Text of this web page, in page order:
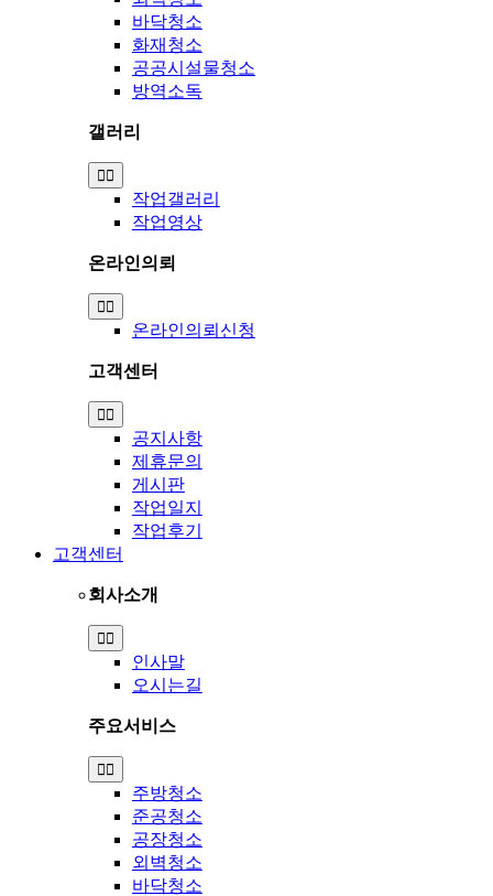
바닥청소
화재청소
공공시설물청소
방역소독
갤러리
Toggle
Navigation
작업갤러리
작업영상
온라인의뢰
Toggle
Navigation
온라인의뢰신청
고객센터
Toggle
Navigation
공지사항
제휴문의
게시판
작업일지
작업후기
고객센터
회사소개
Toggle
Navigation
인사말
오시는길
주요서비스
Toggle
Navigation
주방청소
준공청소
공장청소
외벽청소
바닥청소